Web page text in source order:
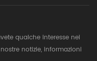
qualche interesse nei
notizie, informazioni